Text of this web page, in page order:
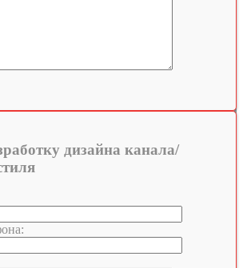
дизайна канала/